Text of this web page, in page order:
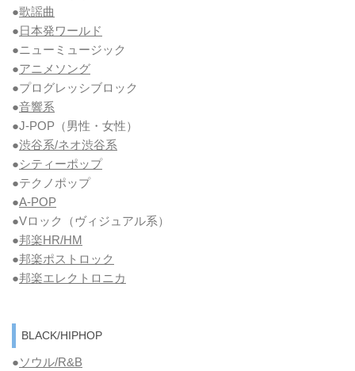
●歌謡曲
●日本発ワールド
●ニューミュージック
●アニメソング
●プログレッシブロック
●音響系
●J-POP（男性・女性）
●渋谷系/ネオ渋谷系
●シティーポップ
●テクノポップ
●A-POP
●Vロック
（ヴィジュアル系）
●邦楽HR/HM
●邦楽ポストロック
●邦楽エレクトロニカ
BLACK/HIPHOP
●ソウル/R&B